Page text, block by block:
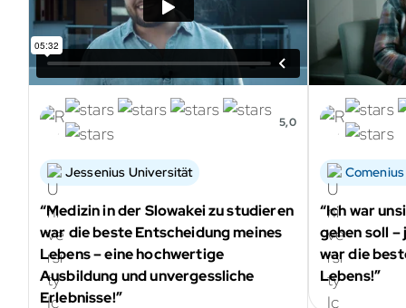
Jessenius Universität
“Medizin in der Slowakei zu studieren
war die beste Entscheidung meines
Lebens – eine hochwertige
Ausbildung und unvergessliche
Erlebnisse!”
5,0
“Ich war
gehen soll –
war die
Lebens!”